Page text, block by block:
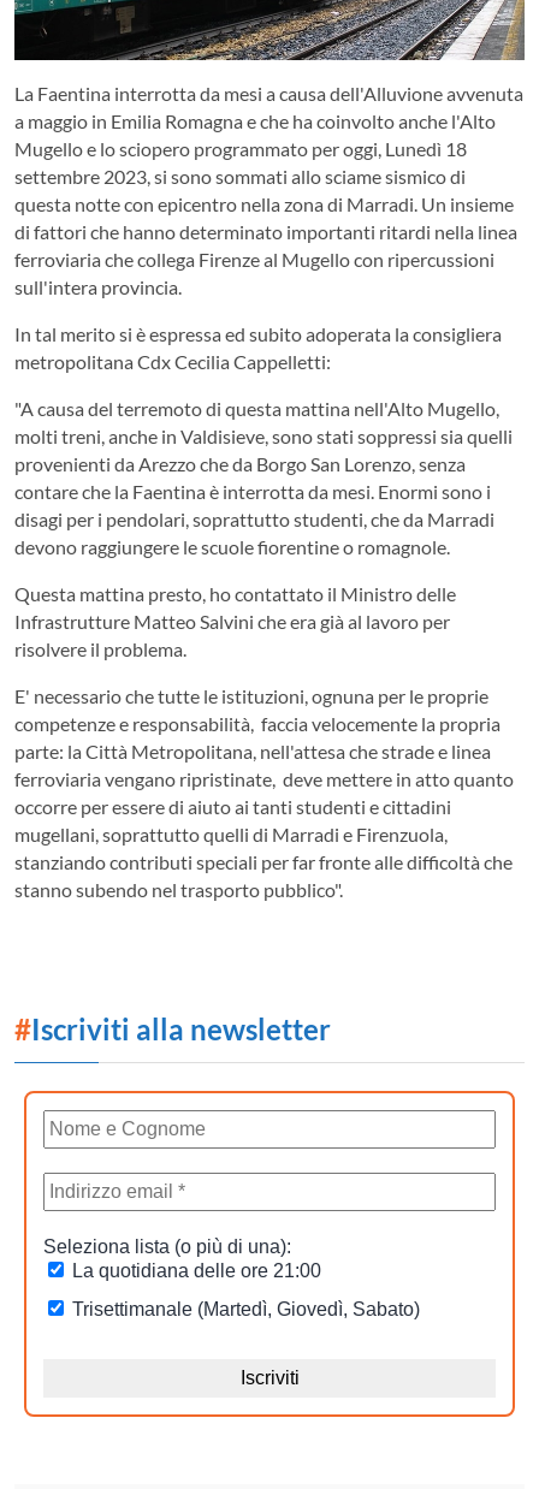
La Faentina interrotta da mesi a causa dell'Alluvione avvenuta
a maggio in Emilia Romagna e che ha coinvolto anche l'Alto
Mugello e lo sciopero programmato per oggi, Lunedì 18
settembre 2023, si sono sommati allo sciame sismico di
questa notte con epicentro nella zona di Marradi. Un insieme
di fattori che hanno determinato importanti ritardi nella linea
ferroviaria che collega Firenze al Mugello con ripercussioni
sull'intera provincia.
In tal merito si è espressa ed subito adoperata la consigliera
metropolitana Cdx Cecilia Cappelletti:
"A causa del terremoto di questa mattina nell'Alto Mugello,
molti treni, anche in Valdisieve, sono stati soppressi sia quelli
provenienti da Arezzo che da Borgo San Lorenzo, senza
contare che la Faentina è interrotta da mesi. Enormi sono i
disagi per i pendolari, soprattutto studenti, che da Marradi
devono raggiungere le scuole fiorentine o romagnole.
Questa mattina presto, ho contattato il Ministro delle
Infrastrutture Matteo Salvini che era già al lavoro per
risolvere il problema.
E' necessario che tutte le istituzioni, ognuna per le proprie
competenze e responsabilità, faccia velocemente la propria
parte: la Città Metropolitana, nell'attesa che strade e linea
ferroviaria vengano ripristinate, deve mettere in atto quanto
occorre per essere di aiuto ai tanti studenti e cittadini
mugellani, soprattutto quelli di Marradi e Firenzuola,
stanziando contributi speciali per far fronte alle difficoltà che
stanno subendo nel trasporto pubblico".
#Iscriviti alla newsletter